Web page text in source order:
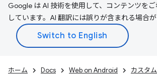
Google は AI 技術を使用して、コンテンツを
しています。AI 翻訳には誤りが含まれる場合が
ホーム Docs Web on Android カスタ